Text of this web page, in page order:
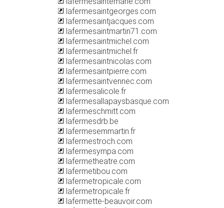
lafermesaintgeorges.com
lafermesaintjacques.com
lafermesaintmartin71.com
lafermesaintmichel.com
lafermesaintmichel.fr
lafermesaintnicolas.com
lafermesaintpierre.com
lafermesaintvennec.com
lafermesalicole.fr
lafermesallapaysbasque.com
lafermeschmitt.com
lafermesdrb.be
lafermesemmartin.fr
lafermestroch.com
lafermesympa.com
lafermetheatre.com
lafermetibou.com
lafermetropicale.com
lafermetropicale.fr
lafermette-beauvoir.com